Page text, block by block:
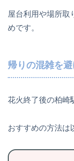
屋台利用や場所取
めです。
帰りの混雑を
花火終了後の柏崎
おすすめの方法は